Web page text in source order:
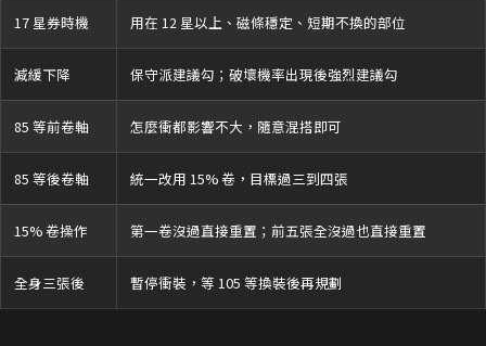
17 星券時機 用在 12 星以上、磁條穩定、短期不換的部位
減緩下降 保守派建議勾；破壞機率出現後強烈建議勾
85 等前卷軸 怎麼衝都影響不大，隨意混搭即可
85 等後卷軸 統一改用 15% 卷，目標過三到四張
15% 卷操作 第一卷沒過直接重置；前五張全沒過也直接重置
全身三張後 暫停衝裝，等 105 等換裝後再規劃